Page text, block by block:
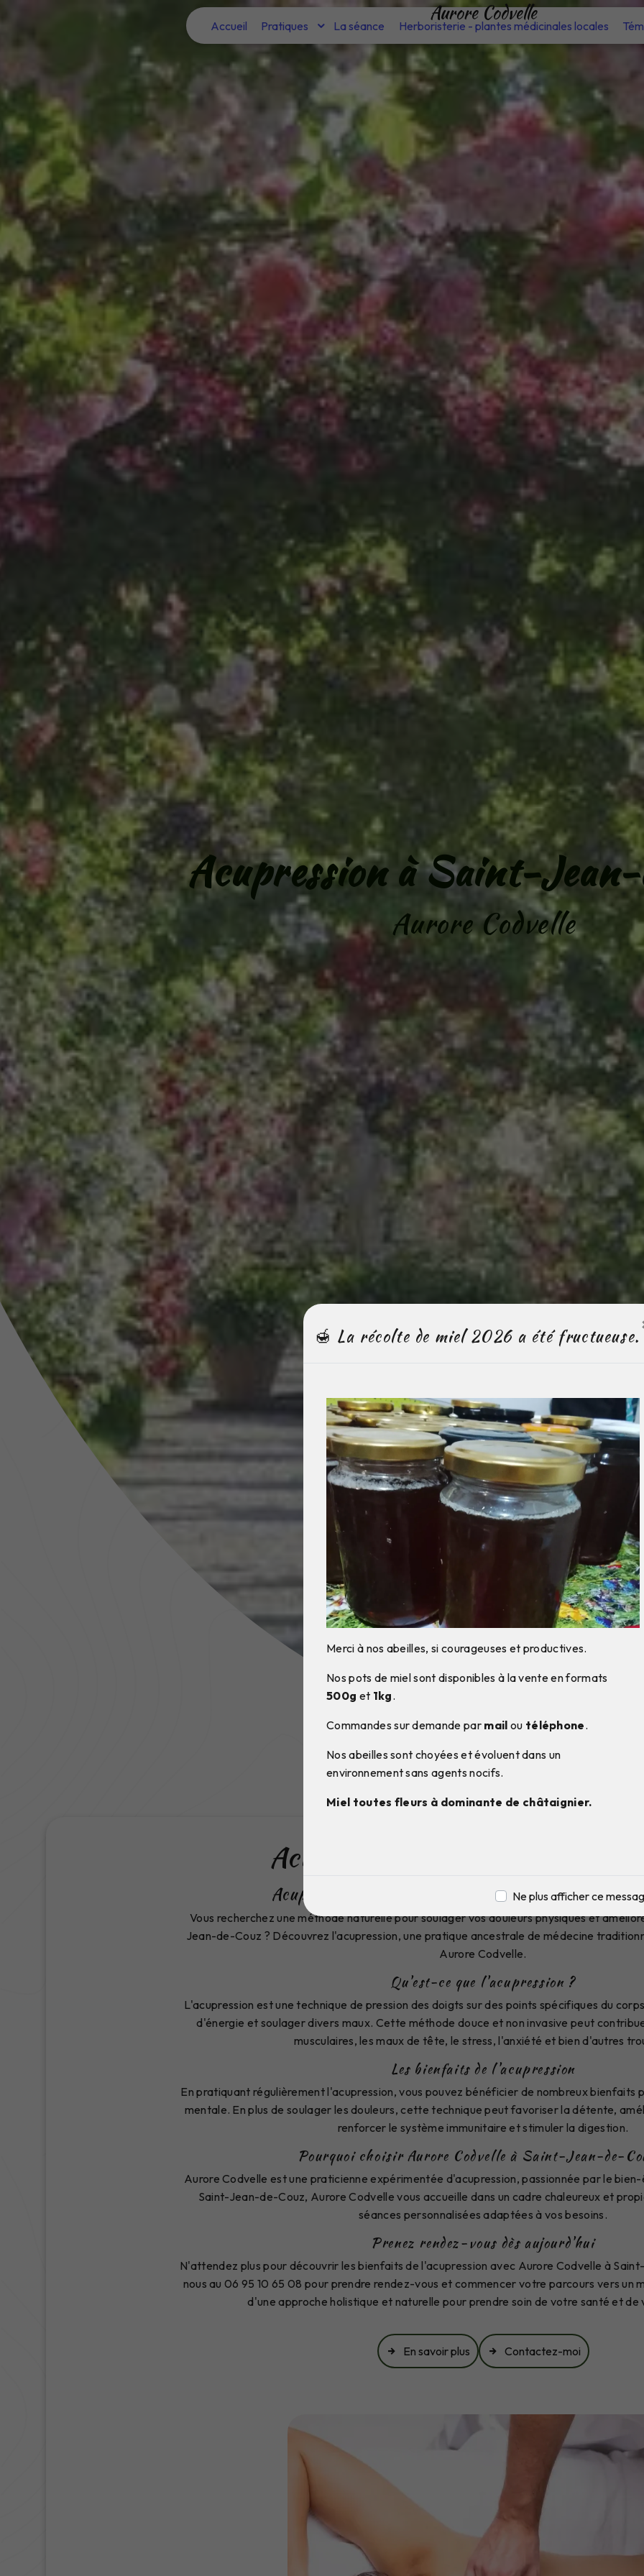
🍯 La récolte de miel 2026 a été fructueuse.
Merci à nos abeilles, si courageuses et productives.
Nos pots de miel sont disponibles à la vente en formats
500g et 1kg.
Commandes sur demande par mail ou téléphone.
Nos abeilles sont choyées et évoluent dans un
environnement sans agents nocifs.
Miel toutes fleurs à dominante de châtaignier.
Ne plus afficher ce
Aurore Codvelle
Accueil Pratiques La séance Herboristerie - plantes médicinales locales
Acupression à Saint-
Aurore Codvelle
Acupression à Saint-Jean-de-
Acupression à Saint-Jean-de-Couz avec Aurore
Vous recherchez une méthode naturelle pour soulager vos douleurs physiques et
Jean-de-Couz ? Découvrez l'acupression, une pratique ancestrale de médecine
Aurore Codvelle.
Qu'est-ce que l'acupression ?
L'acupression est une technique de pression des doigts sur des points spécifiques du
d'énergie et soulager divers maux. Cette méthode douce et non invasive peut
musculaires, les maux de tête, le stress, l'anxiété et bien d'autres
Les bienfaits de l'acupression
En pratiquant régulièrement l'acupression, vous pouvez bénéficier de nombreux bienfaits
mentale. En plus de soulager les douleurs, cette technique peut favoriser la détente,
renforcer le système immunitaire et stimuler la digestion.
Pourquoi choisir Aurore Codvelle à Saint-Jean-de-
Aurore Codvelle est une praticienne expérimentée d'acupression, passionnée par le
Saint-Jean-de-Couz, Aurore Codvelle vous accueille dans un cadre chaleureux et
séances personnalisées adaptées à vos besoins.
Prenez rendez-vous dès aujourd'hui
N'attendez plus pour découvrir les bienfaits de l'acupression avec Aurore Codvelle à
nous au 06 95 10 65 08 pour prendre rendez-vous et commencer votre parcours vers un
d'une approche holistique et naturelle pour prendre soin de votre santé et de
En savoir plus Contactez-moi
Panneau de gestion des cookies